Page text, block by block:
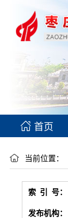
首页
当前位置：
索 引 号：
发布机构：